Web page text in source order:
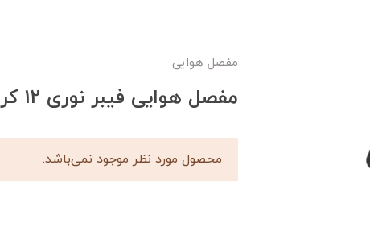
مفصل هوایی
مفصل هوایی فیبر نوری 12 کر
محصول مورد نظر موجود نمی‌باشد.